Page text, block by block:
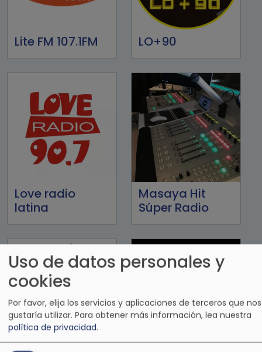
Lite FM 107.1FM LO+90
Love radio
latina
Masaya Hit
Súper Radio
Uso de datos personales y
cookies
Por favor, elija los servicios y aplicaciones de terceros que nos
gustaría utilizar. Para obtener más información, lea nuestra
política de privacidad.